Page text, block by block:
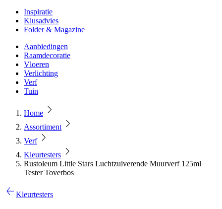
Inspiratie
Klusadvies
Folder & Magazine
Aanbiedingen
Raamdecoratie
Vloeren
Verlichting
Verf
Tuin
Home
Assortiment
Verf
Kleurtesters
Rustoleum Little Stars Luchtzuiverende Muurverf 125ml
Tester Toverbos
Kleurtesters